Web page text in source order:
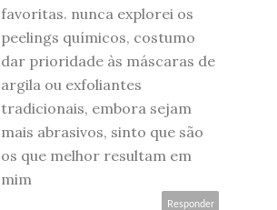
favoritas. nunca explorei os
peelings químicos, costumo
dar prioridade às máscaras de
argila ou exfoliantes
tradicionais, embora sejam
mais abrasivos, sinto que são
os que melhor resultam em
mim
Responder